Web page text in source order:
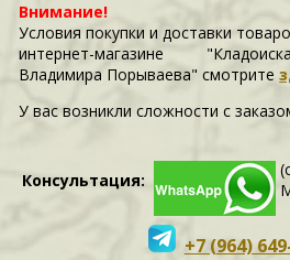
Внимание!
Условия покупки и доставки
интернет-магазине
Владимира Порываева" смотрите
У вас возникли сложности c
Консультация:
+7 (964)